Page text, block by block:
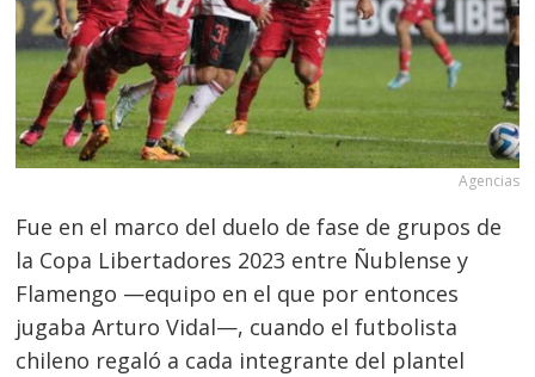
Agencias
Fue en el marco del duelo de fase de grupos de
la Copa Libertadores 2023 entre Ñublense y
Flamengo —equipo en el que por entonces
jugaba Arturo Vidal—, cuando el futbolista
chileno regaló a cada integrante del plantel